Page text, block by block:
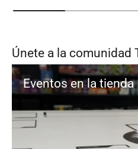
Únete a la comunidad
Eventos en la tienda